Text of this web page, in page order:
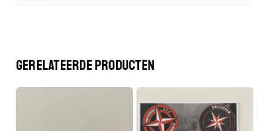
Geen producten in de winkelwagen.
GA NAAR DE WINKEL
GERELATEERDE PRODUCTEN